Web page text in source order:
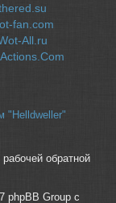
fan.com
All.ru
"Helldweller"
обратной
phpBB Group с